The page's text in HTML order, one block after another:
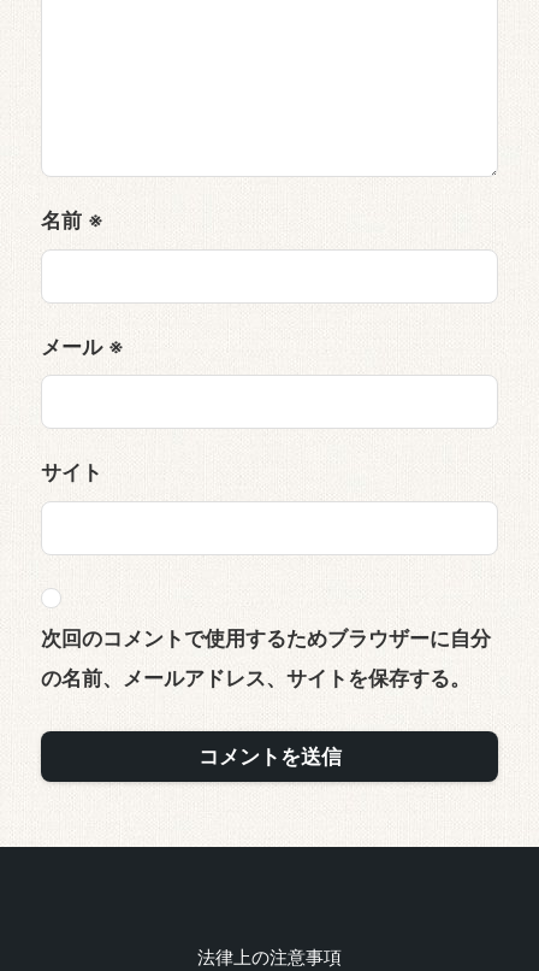
名前 ※
メール ※
サイト
次回のコメントで使用するためブラウザーに自分
の名前、メールアドレス、サイトを保存する。
法律上の注意事項